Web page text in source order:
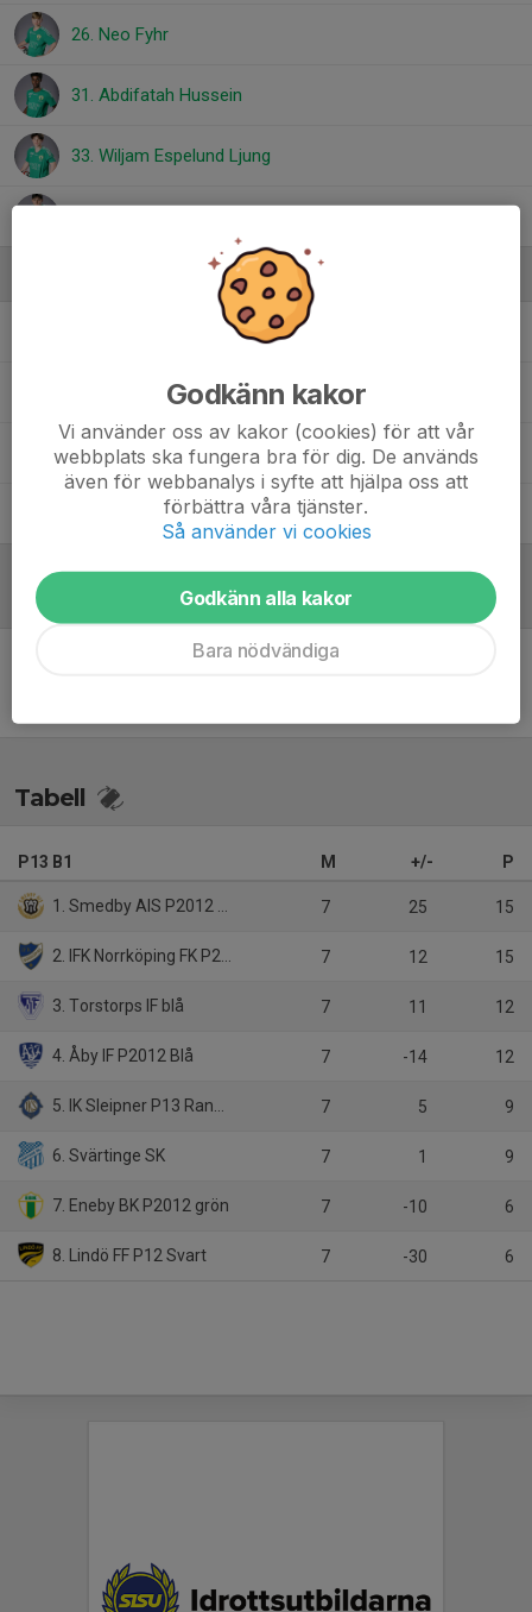
26. Neo Fyhr
31. Abdifatah Hussein
33. Wiljam Espelund Ljung
Lagledare
Ledare
Roger RåsbergLedare
Stefan Wiklund Ledare
Referat
Tabell
P13 B1 M +/- P
1. Smedby AIS P2012 Svart 7 25 15
2. IFK Norrköping FK P2013 Röd 7 12 15
3. Torstorps IF blå 7 11 12
4. Åby IF P2012 Blå 7 -14 12
5. IK Sleipner P13 Randigt Blå 7 5 9
6. Svärtinge SK 7 1 9
7. Eneby BK P2012 grön 7 -10 6
8. Lindö FF P12 Svart 7 -30 6
Godkänn kakor
Vi använder oss av kakor (cookies) för att vår
webbplats ska fungera bra för dig. De används
även för webbanalys i syfte att hjälpa oss att
förbättra våra tjänster.
Så använder vi cookies
Godkänn alla kakor
Bara nödvändiga